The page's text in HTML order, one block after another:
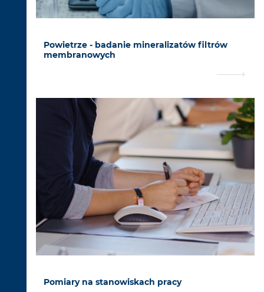
Powietrze - badanie mineralizatów filtrów
membranowych
Pomiary na stanowiskach pracy